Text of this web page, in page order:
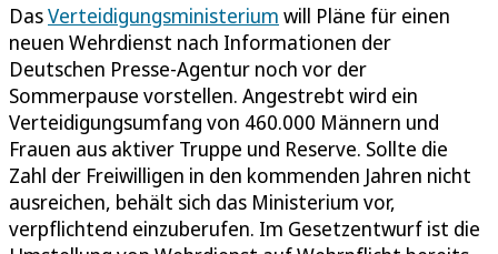
DasVerteidigungsministerium will Pläne für einen
neuen Wehrdienst nach Informationen der
Deutschen Presse-Agentur noch vor der
Sommerpause vorstellen. Angestrebt wird ein
Verteidigungsumfang von 460.000 Männern und
Frauen aus aktiver Truppe und Reserve. Sollte die
Zahl der Freiwilligen in den kommenden Jahren nicht
ausreichen, behält sich das Ministerium vor,
verpflichtend einzuberufen. Im Gesetzentwurf ist die